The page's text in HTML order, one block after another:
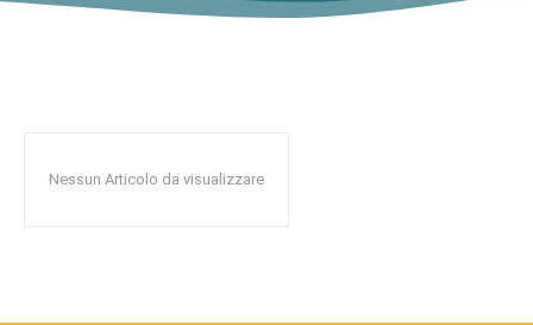
Nessun Articolo da visualizzare